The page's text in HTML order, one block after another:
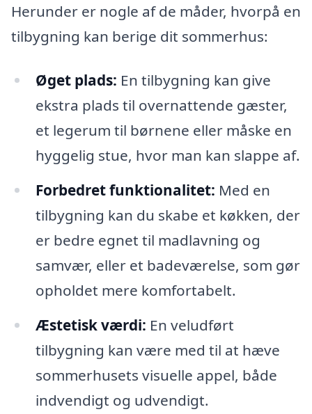
Herunder er nogle af de måder, hvorpå en
tilbygning kan berige dit sommerhus:
Øget plads: En tilbygning kan give
ekstra plads til overnattende gæster,
et legerum til børnene eller måske en
hyggelig stue, hvor man kan slappe af.
Forbedret funktionalitet: Med en
tilbygning kan du skabe et køkken, der
er bedre egnet til madlavning og
samvær, eller et badeværelse, som gør
opholdet mere komfortabelt.
Æstetisk værdi: En veludført
tilbygning kan være med til at hæve
sommerhusets visuelle appel, både
indvendigt og udvendigt.